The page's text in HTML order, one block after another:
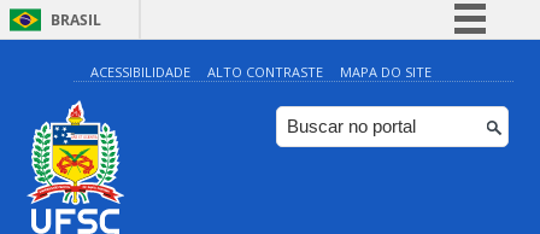
BRASIL
Simplifique!
Comunica BR
Participe
ACESSIBILIDADE ALTO CONTRASTE MAPA DO SITE